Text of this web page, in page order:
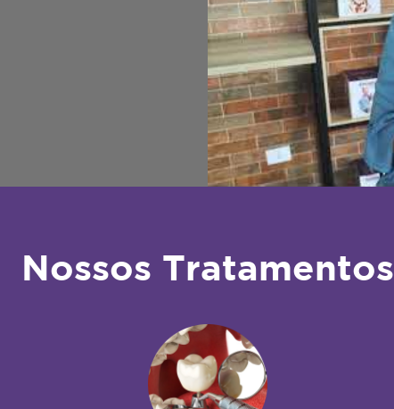
Nossos Tratamentos